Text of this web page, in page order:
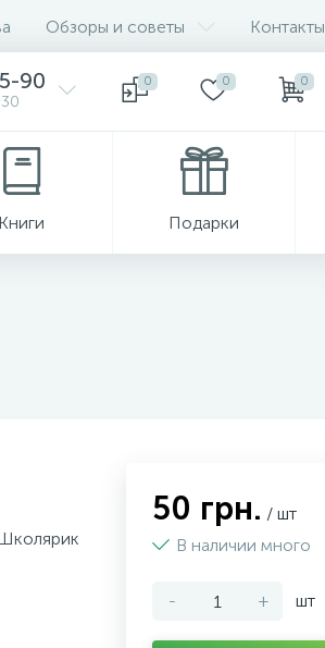
Обзоры и советы Контакты
90 0 0 0
Книги Подарки
50 грн. / шт
В наличии много
- + шт